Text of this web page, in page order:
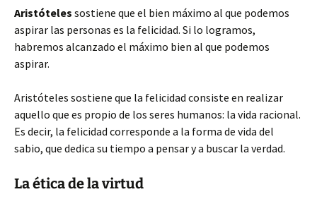
Aristóteles sostiene que el bien máximo al que podemos
aspirar las personas es la felicidad. Si lo logramos,
habremos alcanzado el máximo bien al que podemos
aspirar.
Aristóteles sostiene que la felicidad consiste en realizar
aquello que es propio de los seres humanos: la vida racional.
Es decir, la felicidad corresponde a la forma de vida del
sabio, que dedica su tiempo a pensar y a buscar la verdad.
La ética de la virtud